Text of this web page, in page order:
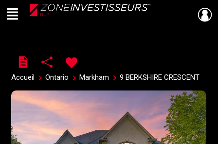
Live
En Direct
Menu
Accueil Ontario Markham 9 BERKSHIRE CRESCENT